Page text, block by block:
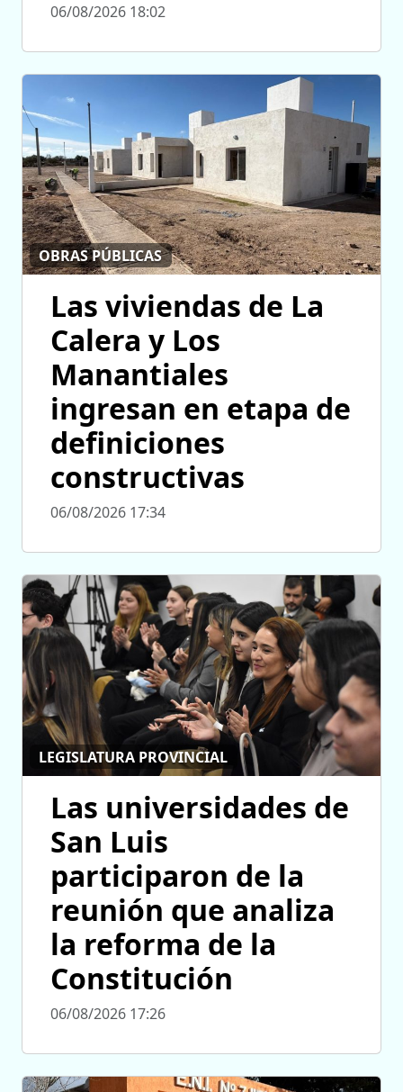
06/08/2026 18:02
OBRAS PÚBLICAS
Las viviendas de La
Calera y Los
Manantiales
ingresan en etapa de
definiciones
constructivas
06/08/2026 17:34
LEGISLATURA PROVINCIAL
Las universidades de
San Luis
participaron de la
reunión que analiza
la reforma de la
Constitución
06/08/2026 17:26